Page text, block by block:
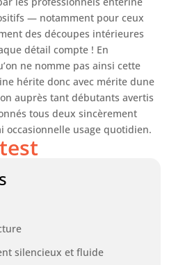
— notamment pour ceux
des découpes intérieures
détail compte ! En
ne nomme pas ainsi cette
hérite donc avec mérite dune
auprès tant débutants avertis
tous deux sincèrement
occasionnelle usage quotidien.
silencieux et fluide